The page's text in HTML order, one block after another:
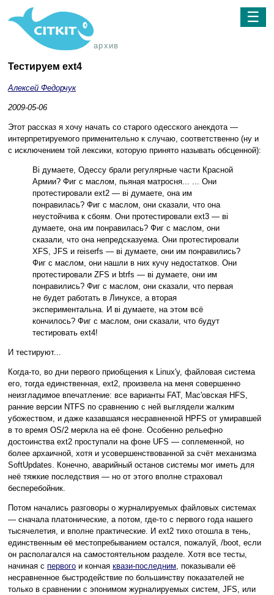
архив
☰
Тестируем ext4
Алексей Федорчук
2009-05-06
Этот рассказ я хочу начать со старого одесского анекдота —
интерпретируемого применительно к случаю, соответственно (ну и
с исключением той лексики, которую принято называть обсценной):
Вi думаете, Одессу брали регулярные части Красной
Армии? Фиг с маслом, пьяная матросня... ... Они
протестировали ext2 — вi думаете, она им
понравилась? Фиг с маслом, они сказали, что она
неустойчива к сбоям. Они протестировали ext3 — вi
думаете, она им понравилась? Фиг с маслом, они
сказали, что она непредсказуема. Они протестировали
XFS, JFS и reiserfs — вi думаете, они им понравились?
Фиг с маслом, они нашли в них кучу недостатков. Они
протестировали ZFS и btrfs — вi думаете, они им
понравились? Фиг с маслом, они сказали, что первая
не будет работать в Линуксе, а вторая
экспериментальна. И вi думаете, на этом всё
кончилось? Фиг с маслом, они сказали, что будут
тестировать ext4!
И тестируют...
Когда-то, во дни первого приобщения к Linux'у, файловая система
его, тогда единственная, ext2, произвела на меня совершенно
неизгладимое впечатление: все варианты FAT, Mac'овская HFS,
ранние версии NTFS по сравнению с ней выглядели жалким
убожеством, и даже казавшаяся несравненной HPFS от умиравшей
в то время OS/2 меркла на её фоне. Особенно рельефно
достоинства ext2 проступали на фоне UFS — соплеменной, но
более архаичной, хотя и усовершенствованной за счёт механизма
SoftUpdates. Конечно, аварийный останов системы мог иметь для
неё тяжкие последствия — но от этого вполне страховал
бесперебойник.
Потом начались разговоры о журналируемых файловых системах
— сначала платонические, а потом, где-то с первого года нашего
тысячелетия, и вполне практические. И ext2 тихо отошла в тень,
единственным её местопребыванием остался, пожалуй, /boot, если
он располагался на самостоятельном разделе. Хотя все тесты,
начиная с первого и кончая квази-последним, показывали её
несравненное быстродействие по большинству показателей не
только в сравнении с эпонимом журналируемых систем, JFS, или